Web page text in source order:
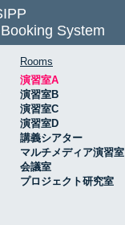
System
Rooms
演習室A
演習室B
演習室C
演習室D
講義シアター
マルチメディア演習室
会議室
プロジェクト研究室